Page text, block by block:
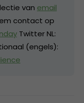
van email
contact op
Twitter NL:
(engels):